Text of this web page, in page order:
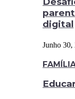
digital
Junho 30,